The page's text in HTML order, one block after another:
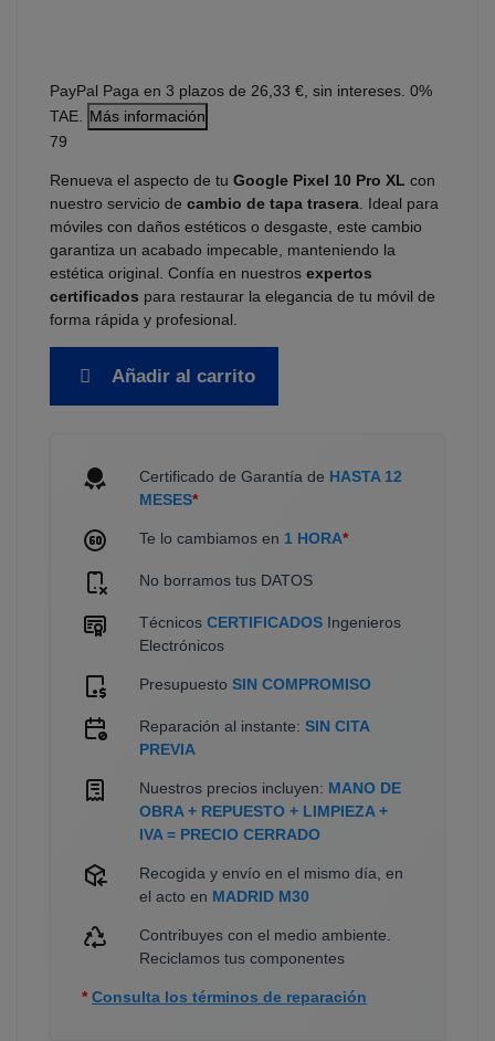
PayPal Paga en 3 plazos de 26,33 €, sin intereses. 0%
TAE.
Más información
79
Renueva el aspecto de tu Google Pixel 10 Pro XL con
nuestro servicio de cambio de tapa trasera . Ideal para
móviles con daños estéticos o desgaste, este cambio
garantiza un acabado impecable, manteniendo la
estética original. Confía en nuestros expertos
certificados para restaurar la elegancia de tu móvil de
forma rápida y profesional.
Añadir al carrito
Certificado de Garantía de HASTA 12
MESES*
Te lo cambiamos en 1 HORA*
No borramos tus DATOS
Técnicos CERTIFICADOS Ingenieros
Electrónicos
Presupuesto SIN COMPROMISO
Reparación al instante: SIN CITA
PREVIA
Nuestros precios incluyen: MANO DE
OBRA + REPUESTO + LIMPIEZA +
IVA = PRECIO CERRADO
Recogida y envío en el mismo día, en
el acto en MADRID M30
Contribuyes con el medio ambiente.
Reciclamos tus componentes
* Consulta los términos de reparación